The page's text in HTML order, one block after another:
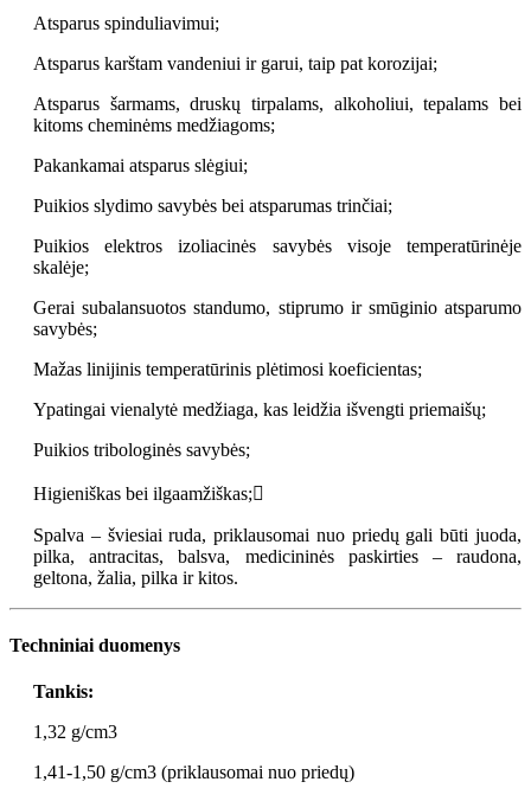
Atsparus spinduliavimui;
Atsparus karštam vandeniui ir garui, taip pat korozijai;
Atsparus šarmams, druskų tirpalams, alkoholiui, tepalams bei
kitoms cheminėms medžiagoms;
Pakankamai atsparus slėgiui;
Puikios slydimo savybės bei atsparumas trinčiai;
Puikios elektros izoliacinės savybės visoje temperatūrinėje
skalėje;
Gerai subalansuotos standumo, stiprumo ir smūginio atsparumo
savybės;
Mažas linijinis temperatūrinis plėtimosi koeficientas;
Ypatingai vienalytė medžiaga, kas leidžia išvengti priemaišų;
Puikios tribologinės savybės;
Higieniškas bei ilgaamžiškas;
Spalva – šviesiai ruda, priklausomai nuo priedų gali būti juoda,
pilka, antracitas, balsva, medicininės paskirties – raudona,
geltona, žalia, pilka ir kitos.
Techniniai duomenys
Tankis:
1,32 g/cm3
1,41-1,50 g/cm3 (priklausomai nuo priedų)